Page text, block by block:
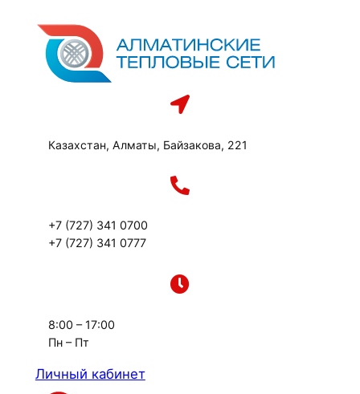
содержимому
Казахстан, Алматы, Байзакова, 221
+7 (727) 341 0700
+7 (727) 341 0777
8:00 – 17:00
Пн – Пт
Личный кабинет